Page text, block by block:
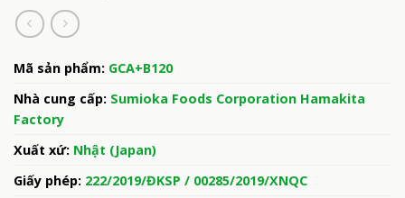
Mã sản phẩm: GCA+B120
Nhà cung cấp: Sumioka Foods Corporation Hamakita
Factory
Xuất xứ: Nhật (Japan)
Giấy phép: 222/2019/ĐKSP / 00285/2019/XNQC